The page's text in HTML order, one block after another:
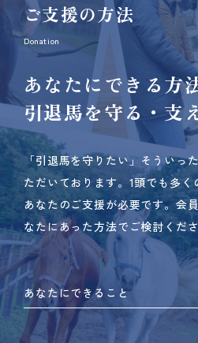
ご支援の方法
Donation
あなたにできる方
引退馬を守る・支
「引退馬を守りたい」そういっ
ただいております。 1頭でも多く
あなたのご支援が必要です。 会
なたにあった方法でご検討くだ
あなたにできること